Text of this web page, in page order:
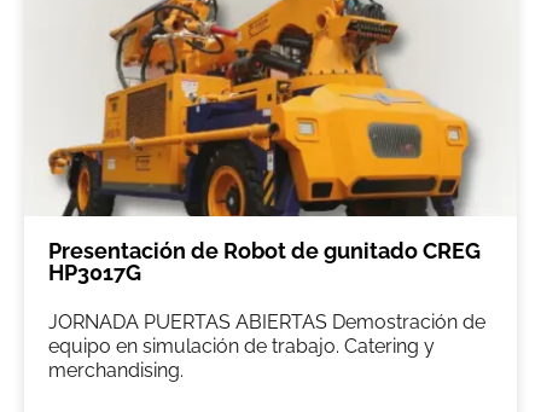
Presentación de Robot de gunitado CREG
HP3017G
JORNADA PUERTAS ABIERTAS Demostración de
equipo en simulación de trabajo. Catering y
merchandising.